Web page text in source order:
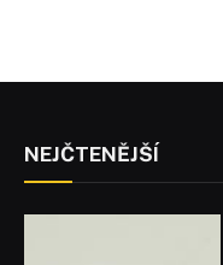
NEJČTENĚJŠÍ